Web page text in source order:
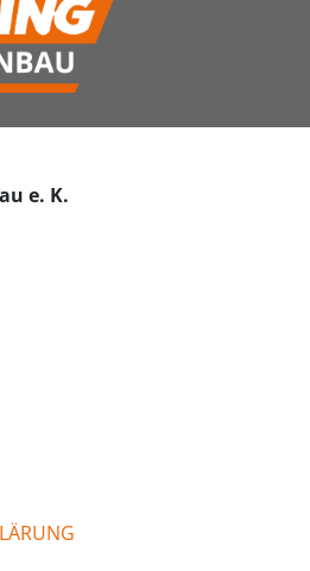
e. K.